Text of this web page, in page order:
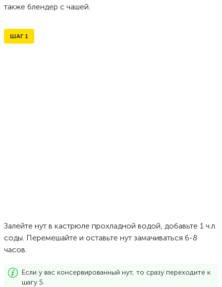
также блендер с чашей.
ШАГ 1
Залейте нут в кастрюле прохладной водой, добавьте 1 ч.л.
соды. Перемешайте и оставьте нут замачиваться 6-8
часов.
Если у вас консервированный нут, то сразу переходите к
шагу 5.